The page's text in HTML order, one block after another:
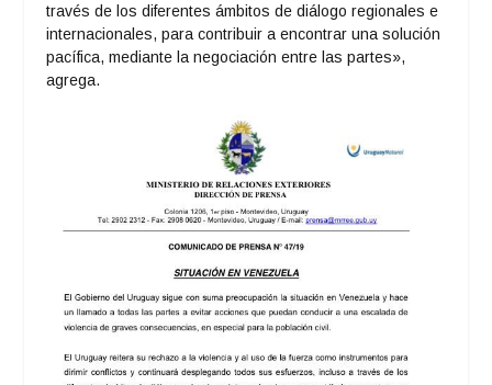
través de los diferentes ámbitos de diálogo regionales e
internacionales, para contribuir a encontrar una solución
pacífica, mediante la negociación entre las partes»,
agrega.